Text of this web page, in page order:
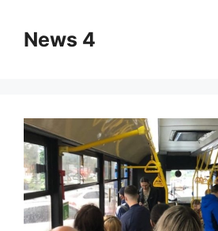
contentNews 4